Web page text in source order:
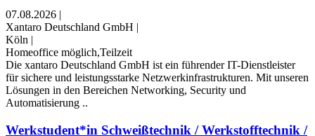
07.08.2026 |
Xantaro Deutschland GmbH |
Köln |
Homeoffice möglich,Teilzeit
Die xantaro Deutschland GmbH ist ein führender IT-Dienstleister
für sichere und leistungsstarke Netzwerkinfrastrukturen. Mit unseren
Lösungen in den Bereichen Networking, Security und
Automatisierung ..
Werkstudent*in Schweißtechnik / Werkstofftechnik /